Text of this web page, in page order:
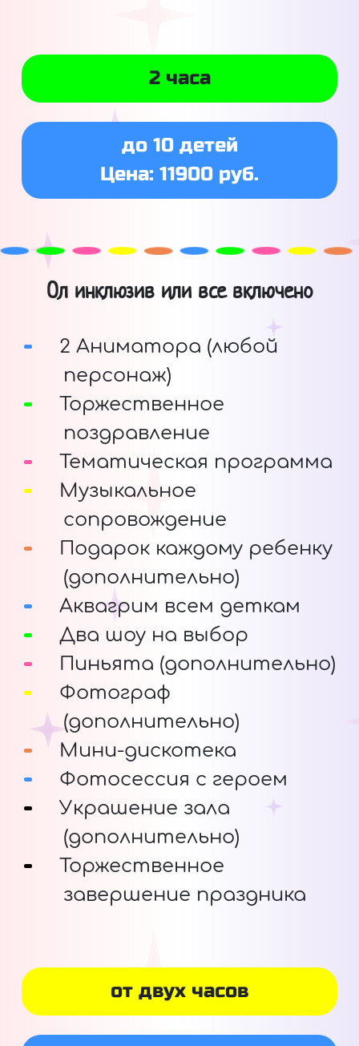
2 часа
до 10 детей
Цена: 11900 руб.
Ол инклюзив или все включено
2 Аниматора (любой
персонаж)
Торжественное
поздравление
Тематическая программа
Музыкальное
сопровождение
Подарок каждому ребенку
(дополнительно)
Аквагрим всем деткам
Два шоу на выбор
Пиньята (дополнительно)
Фотограф
(дополнительно)
Мини-дискотека
Фотосессия с героем
Украшение зала
(дополнительно)
Торжественное
завершение праздника
от двух часов